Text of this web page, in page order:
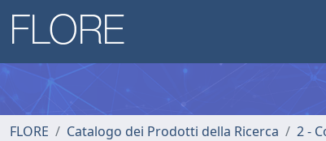
FLORE Catalogo dei Prodotti della Ricerca 2 -